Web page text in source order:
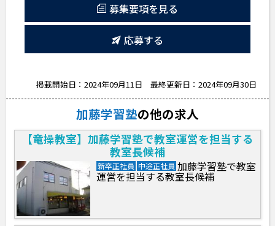
募集要項を見る
応募する
掲載開始日：2024年09月11日 最終更新日：2024年09月30日
加藤学習塾の他の求人
【竜操教室】加藤学習塾で教室運営を担当する
教室長候補
新卒正社員 中途正社員 加藤学習塾で教室
運営を担当する教室長候補